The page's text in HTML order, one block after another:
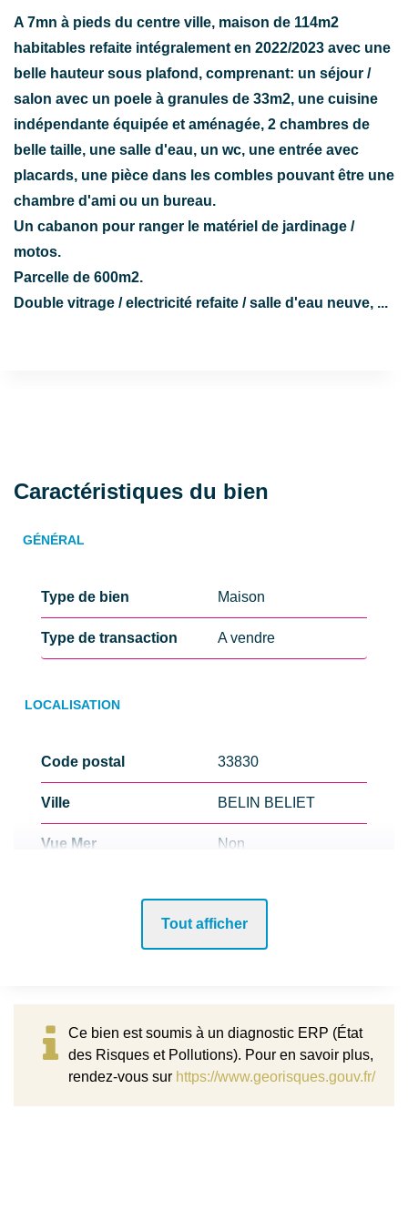
A 7mn à pieds du centre ville, maison de 114m2
habitables refaite intégralement en 2022/2023 avec une
belle hauteur sous plafond, comprenant: un séjour /
salon avec un poele à granules de 33m2, une cuisine
indépendante équipée et aménagée, 2 chambres de
belle taille, une salle d'eau, un wc, une entrée avec
placards, une pièce dans les combles pouvant être une
chambre d'ami ou un bureau.
Un cabanon pour ranger le matériel de jardinage /
motos.
Parcelle de 600m2.
Double vitrage / electricité refaite / salle d'eau neuve, ...
Caractéristiques du bien
GÉNÉRAL
Type de bien Maison
Type de transaction A vendre
LOCALISATION
Code postal 33830
Ville BELIN BELIET
Vue Mer Non
Non
Prix 294000 EUR
Tout afficher
Ce bien est soumis à un diagnostic ERP (État
des Risques et Pollutions). Pour en savoir plus,
rendez-vous sur https://www.georisques.gouv.fr/